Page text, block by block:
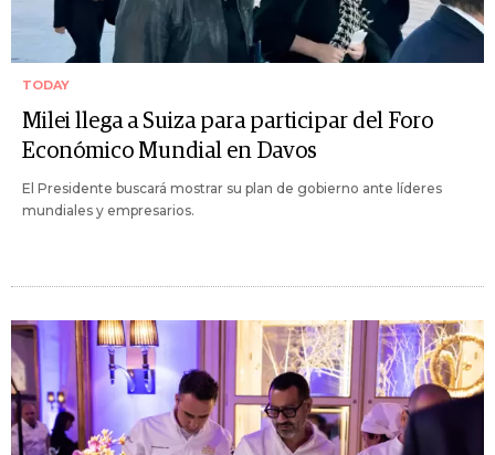
TODAY
Milei llega a Suiza para participar del Foro
Económico Mundial en Davos
El Presidente buscará mostrar su plan de gobierno ante líderes
mundiales y empresarios.